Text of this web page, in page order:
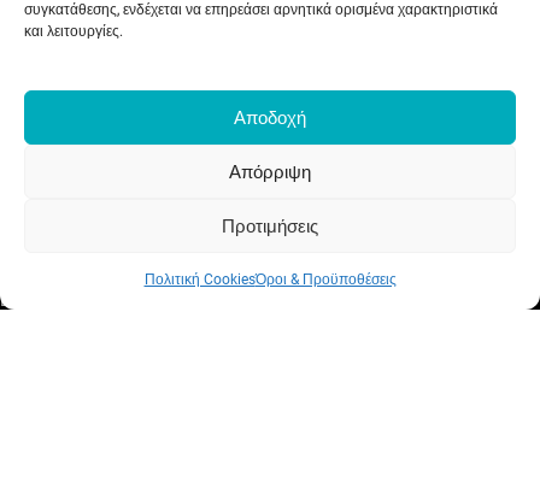
συγκατάθεσης, ενδέχεται να επηρεάσει αρνητικά ορισμένα χαρακτηριστικά
και λειτουργίες.
Αποδοχή
Απόρριψη
Προτιμήσεις
Πολιτική CookiesΌροι & Προϋποθέσεις
Αντλίες Θερμότητας
Ζεστό Νερό
Θέρμανση
Κλιματισμός – Εξαερισμός
Ενημερωτικά Άρθρα